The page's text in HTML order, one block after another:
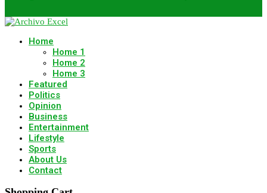
Home
Home 1
Home 2
Home 3
Featured
Politics
Opinion
Business
Entertainment
Lifestyle
Sports
About Us
Contact